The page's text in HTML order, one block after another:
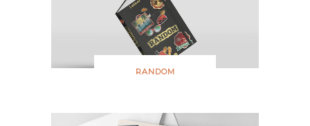
RANDOM